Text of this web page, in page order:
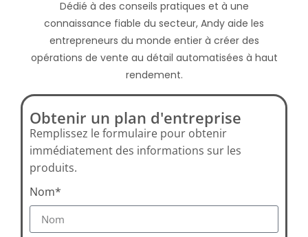
Dédié à des conseils pratiques et à une
connaissance fiable du secteur, Andy aide les
entrepreneurs du monde entier à créer des
opérations de vente au détail automatisées à haut
rendement.
Obtenir un plan d'entreprise
Remplissez le formulaire pour obtenir
immédiatement des informations sur les
produits.
Nom*